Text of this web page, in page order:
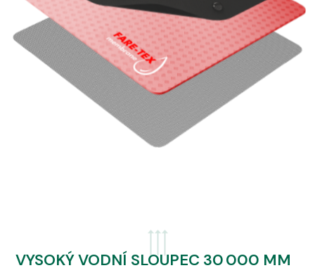
VYSOKÝ VODNÍ SLOUPEC 30 000 MM